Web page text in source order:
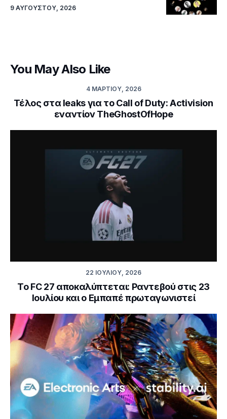
9 ΑΥΓΟΎΣΤΟΥ, 2026
You May Also Like
4 ΜΑΡΤΊΟΥ, 2026
Τέλος στα leaks για το Call of Duty: Activision
εναντίον TheGhostOfHope
22 ΙΟΥΛΊΟΥ, 2026
Το FC 27 αποκαλύπτεται: Ραντεβού στις 23
Ιουλίου και ο Εμπαπέ πρωταγωνιστεί